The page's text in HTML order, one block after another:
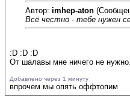
Автор: imhep-aton
Всё честно - тебе нужен
:D :D :D
От шалавы мне ничего не
Добавлено через 1 минуту
впрочем мы опять оффтопим